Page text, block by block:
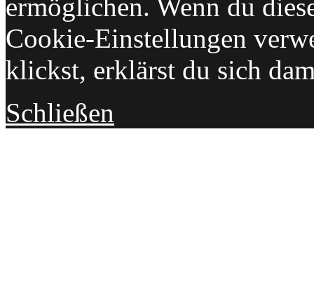
ermöglichen. Wenn du
Cookie-Einstellungen
klickst, erklärst du sich
Schließen